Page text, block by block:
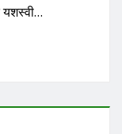
यशस्वी…